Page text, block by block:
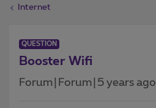
Internet
QUESTION
Booster Wifi
Forum|Forum|5 years ago